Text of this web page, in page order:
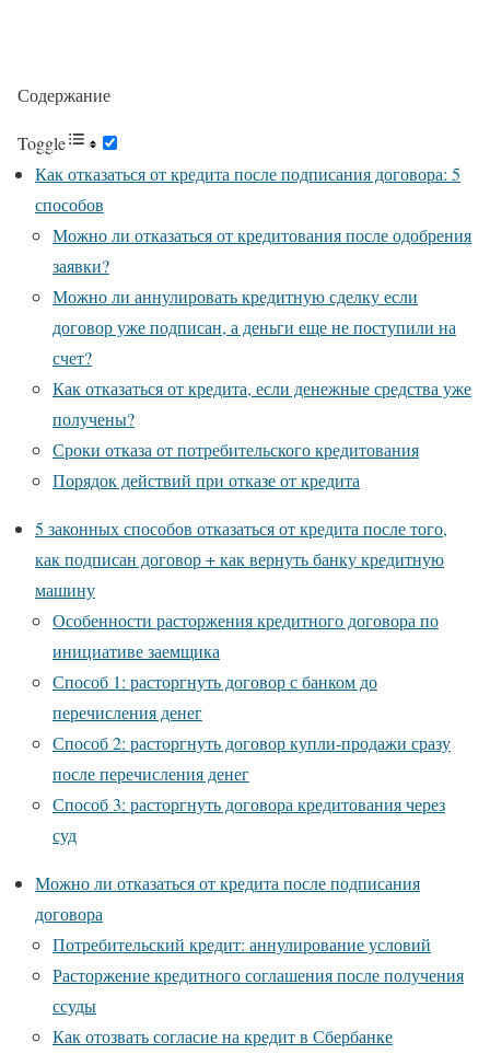
Содержание
Toggle
Как отказаться от кредита после подписания договора: 5
способов
Можно ли отказаться от кредитования после одобрения
заявки?
Можно ли аннулировать кредитную сделку если
договор уже подписан, а деньги еще не поступили на
счет?
Как отказаться от кредита, если денежные средства уже
получены?
Сроки отказа от потребительского кредитования
Порядок действий при отказе от кредита
5 законных способов отказаться от кредита после того,
как подписан договор + как вернуть банку кредитную
машину
Особенности расторжения кредитного договора по
инициативе заемщика
Способ 1: расторгнуть договор с банком до
перечисления денег
Способ 2: расторгнуть договор купли-продажи сразу
после перечисления денег
Способ 3: расторгнуть договора кредитования через
суд
Можно ли отказаться от кредита после подписания
договора
Потребительский кредит: аннулирование условий
Расторжение кредитного соглашения после получения
ссуды
Как отозвать согласие на кредит в Сбербанке